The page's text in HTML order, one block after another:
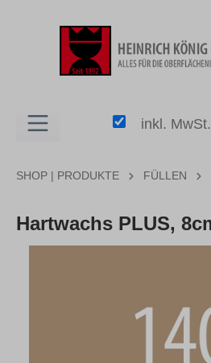
inkl. MwSt.
SHOP | PRODUKTE FÜLLEN
Hartwachs PLUS,